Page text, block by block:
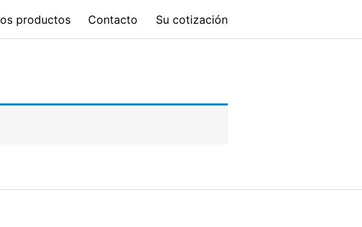
productos Contacto Su cotización